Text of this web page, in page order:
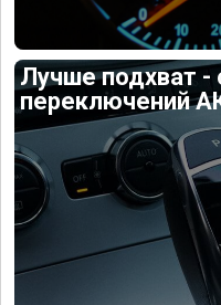
Лучше подхват -
переключений